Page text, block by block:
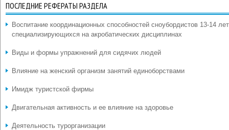
ПОСЛЕДНИЕ РЕФЕРАТЫ РАЗДЕЛА
Воспитание координационных способностей сноубордистов 13-14
специализирующихся на акробатических дисциплинах
Виды и формы упражнений для сидячих людей
Влияние на женский организм занятий единоборствами
Имидж туристской фирмы
Двигательная активность и ее влияние на здоровье
Деятельность турорганизации